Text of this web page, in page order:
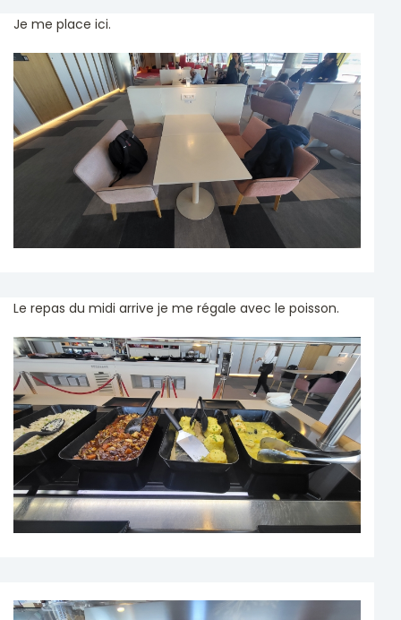
Je me place ici.
Le repas du midi arrive je me régale avec le poisson.